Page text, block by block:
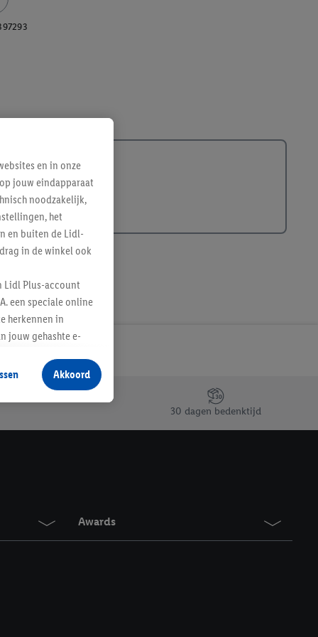
30 dagen bedenktijd
Awards
en in onze
jouw eindapparaat
noodzakelijk,
het
en buiten de Lidl-
in de winkel ook
Lidl Plus-account
een speciale online
herkennen in
jouw gehashte e-
producten waarin je
te plaatsen
verschillende
kunnen worden
vergelijkbare
in te
Akkoord